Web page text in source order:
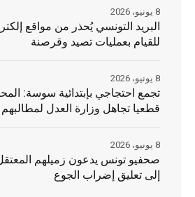
البريد التونسي يُحذر من مواقع
للقيام بعمليات تصيد وقرصنة
8 يونيو، 2026
تجمع احتجاجي بإبتدائية سوسة:
قطعيا تجاهل وزارة العدل لمطالبهم
8 يونيو، 2026
صحفيو تونس يدعون زميلهم
إلى تعليق إضراب الجوع
8 يونيو، 2026